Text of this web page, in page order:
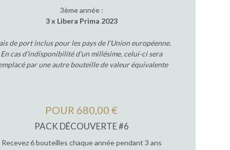
3ème année :
3 x Libera Prima 2023
de port inclus pour les pays de l'Union européenne.
En cas d'indisponibilité d'un millésime, celui-ci sera
par une autre bouteille de valeur équivalente
POUR 680,00 €
PACK DÉCOUVERTE #6
Recevez 6 bouteilles chaque année pendant 3 ans